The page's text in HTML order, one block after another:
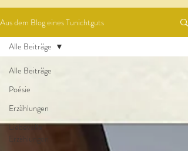
Aus dem Blog eines Tunichtguts
Alle Beiträge
Poésie
Erzählungen
Liebevolle
Erzählungen
Alle Beiträge